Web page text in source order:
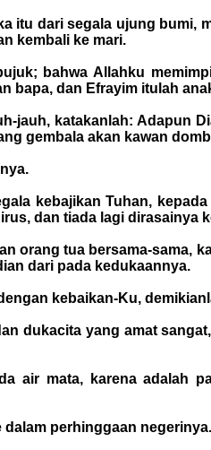
itu dari segala ujung bumi,
kembali ke mari.
bahwa Allahku
bapa, dan Efrayim itulah
jauh, katakanlah: Adapun
gembala akan kawan
kebajikan Tuhan,
dan tiada lagi dirasainya
orang tua bersama-sama,
dari pada kedukaannya.
kebaikan-Ku,
dukacita yang amat
air mata, karena adalah
dalam perhinggaan negerinya.